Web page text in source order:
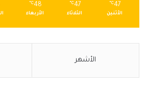
47
℃
الأثنين
47
℃
الثلاثاء
48
℃
الأربعاء
الأشهر